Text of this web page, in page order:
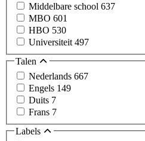
Middelbare school 637
MBO 601
HBO 530
Universiteit 497
Talen
Nederlands 667
Engels 149
Duits 7
Frans 7
Labels